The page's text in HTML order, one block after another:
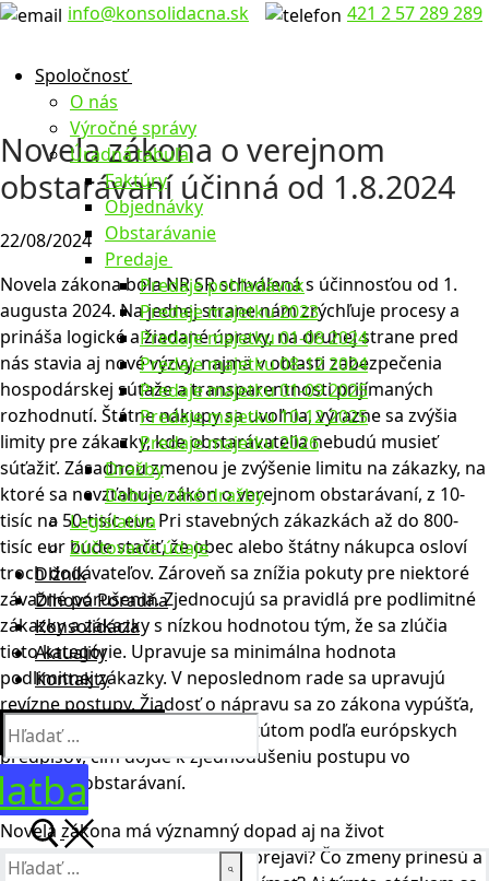
info@konsolidacna.sk 421 2 57 289 289
Spoločnosť
O nás
Výročné správy
Úradná tabuľa
Faktúry
Objednávky
Obstarávanie
Predaje
Predaje pohľadávok
Predaje majetku 2023
Predaje majetku 01-08 2024
Predaje majetku 08-12 2024
Predaje majetku 01-09 2025
Predaje majetku 10-12 2025
Predaje majetku 2026
Dražby
Dobrovoľné dražby
Legislatíva
Zúčtovacie údaje
Dlžník
Dlhová Poradňa
Konsolidácia
Aktuality
Kontakty
Novela zákona o verejnom
obstarávaní účinná od 1.8.2024
22/08/2024
Novela zákona bola NR SR schválená s účinnosťou od 1.
augusta 2024. Na jednej strane nám zrýchľuje procesy a
prináša logické a žiadané úpravy, na druhej strane pred
nás stavia aj nové výzvy, najmä v oblasti zabezpečenia
hospodárskej súťaže a transparentnosti prijímaných
rozhodnutí. Štátne nákupy sa uvoľnia, výrazne sa zvýšia
limity pre zákazky, kde obstarávatelia nebudú musieť
súťažiť. Zásadnou zmenou je zvýšenie limitu na zákazky, na
ktoré sa nevzťahuje zákon o verejnom obstarávaní, z 10-
tisíc na 50-tisíc eur. Pri stavebných zákazkách až do 800-
tisíc eur bude stačiť, že obec alebo štátny nákupca osloví
troch dodávateľov. Zároveň sa znížia pokuty pre niektoré
závažné porušenia. Zjednocujú sa pravidlá pre podlimitné
zákazky a zákazky s nízkou hodnotou tým, že sa zlúčia
tieto kategórie. Upravuje sa minimálna hodnota
podlimitnej zákazky. V neposlednom rade sa upravujú
revízne postupy. Žiadosť o nápravu sa zo zákona vypúšťa,
keďže nie je vyžadovaným inštitútom podľa európskych
predpisov, čím dôjde k zjednodušeniu postupu vo
verejnom obstarávaní.
Novela zákona má významný dopad aj na život
dodávateľov. Ako presne sa to prejaví? Čo zmeny prinesú a